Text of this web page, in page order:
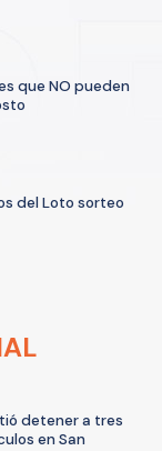
que NO pueden
del Loto sorteo
detener a tres
en San